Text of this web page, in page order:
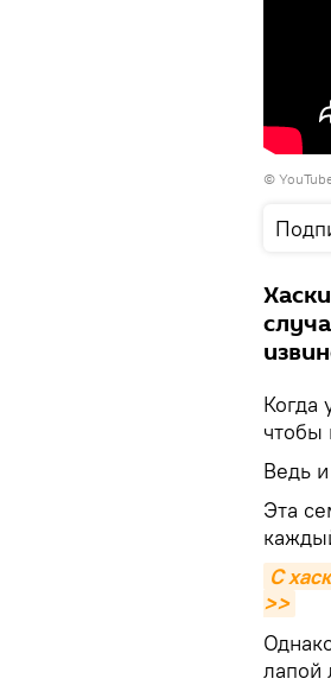
©
Когда
чтобы
Ведь
Эта
С
>>
лапой